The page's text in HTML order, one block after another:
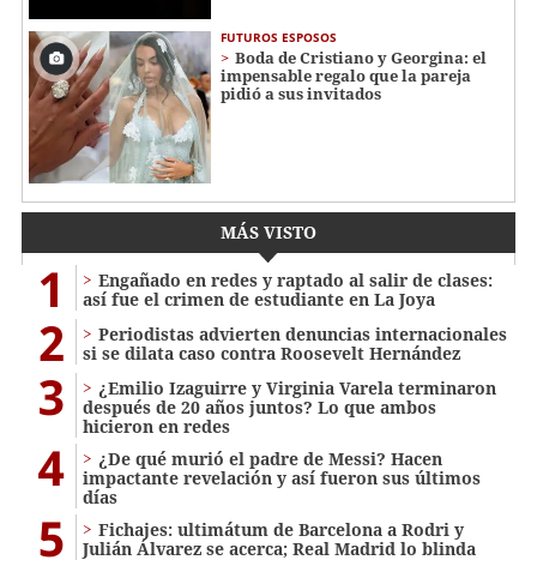
FUTUROS ESPOSOS
Boda de Cristiano y Georgina: el
impensable regalo que la pareja
pidió a sus invitados
MÁS VISTO
1
Engañado en redes y raptado al salir de clases:
así fue el crimen de estudiante en La Joya
2
Periodistas advierten denuncias internacionales
si se dilata caso contra Roosevelt Hernández
3
¿Emilio Izaguirre y Virginia Varela terminaron
después de 20 años juntos? Lo que ambos
hicieron en redes
4
¿De qué murió el padre de Messi? Hacen
impactante revelación y así fueron sus últimos
días
5
Fichajes: ultimátum de Barcelona a Rodri y
Julián Álvarez se acerca; Real Madrid lo blinda